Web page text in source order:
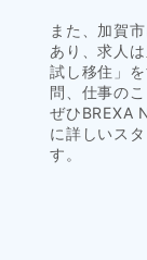
また、加賀
あり、求人
試し移住」
問、仕事の
ぜひBREXA
に詳しいス
す。